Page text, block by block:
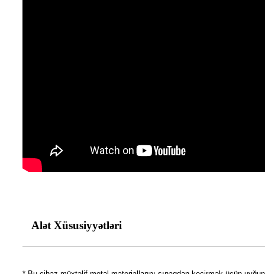
Alət Xüsusiyyətləri